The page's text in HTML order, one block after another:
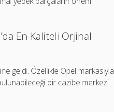
En Kaliteli Orjinal
geldi. Özellikle Opel markasıyla
bir cazibe merkezi